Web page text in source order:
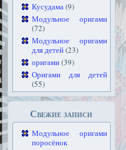
Кусудама(9)
Модульное оригами
(72)
Модульное оригами
для детей(23)
оригами(39)
Оригами для детей
(55)
Свежие записи
Модульное оригами
поросёнок